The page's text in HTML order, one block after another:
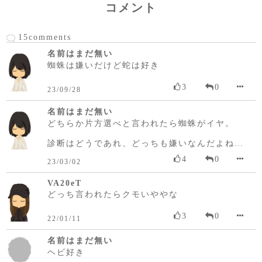
コメント
15comments
名前はまだ無い
蜘蛛は嫌いだけど蛇は好き
23/09/28 3 0
名前はまだ無い
どちらか片方選べと言われたら蜘蛛がイヤ。
診断はどうであれ、どっちも嫌いなんだよね…
23/03/02 4 0
VA20eT
どっち言われたらクモいややな
22/01/11 3 0
名前はまだ無い
ヘビ好き